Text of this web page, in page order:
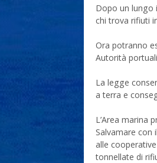
Dopo un lungo
chi trova rifiuti
Ora potranno
Autorità
La legge
a terra e
L’Area marina
Salvamare con
alle
tonnellate di